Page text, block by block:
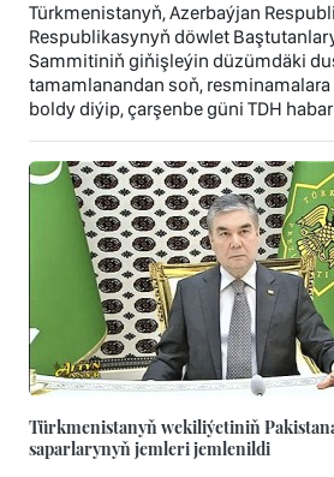
Türkmenistanyň, Azerbaýjan
Respublikasynyň döwlet
Sammitiniň giňişleýin düzümdäki
tamamlanandan soň,
boldy diýip, çarşenbe güni TDH
Türkmenistanyň wekiliýetiniň
saparlarynyň jemleri jemlenildi